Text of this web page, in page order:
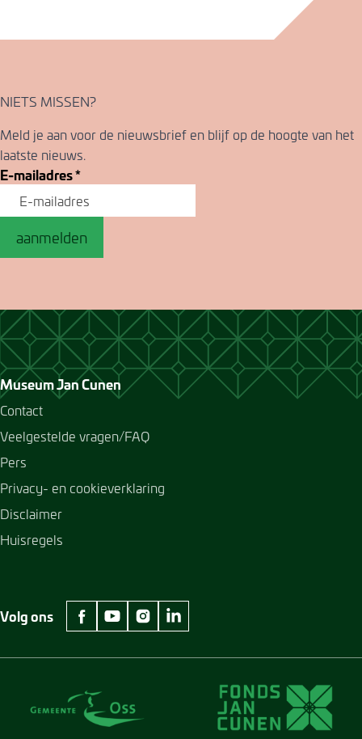
NIETS MISSEN?
Meld je aan voor de nieuwsbrief en blijf op de hoogte van het
laatste nieuws.
E-mailadres*
aanmelden
Museum Jan Cunen
Contact
Veelgestelde vragen/FAQ
Pers
Privacy- en cookieverklaring
Disclaimer
Huisregels
Volg ons
facebook Museum Jan Cunen
youtube Museum Jan Cunen
instagram Museum Jan Cunen
linkedin Museum Jan Cunen